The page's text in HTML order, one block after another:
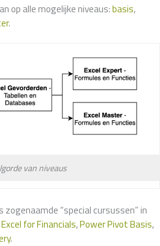
op alle mogelijke niveaus:basis,
.
van niveaus
“special cursussen” in
Excel for Financials,Power Pivot Basis,
.